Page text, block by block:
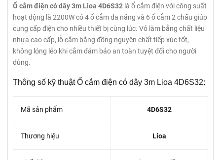
Ổ cắm điện có dây 3m Lioa 4D6S32 là ổ cắm điện với công suất
hoạt động là 2200W có 4 ổ cắm đa năng và 6 ổ cắm 2 chấu giúp
cung cấp điện cho nhiều thiết bị cùng lúc. Vỏ làm bằng chất liệu
nhựa cao cấp, lỗ cắm bằng đồng nguyên chất tiếp xúc tốt,
không lỏng lẻo khi cắm đảm bảo an toàn tuyệt đối cho người
dùng.
Thông số kỹ thuật Ổ cắm điện có dây 3m Lioa 4D6S32:
Mã sản phẩm 4D6S32
Thương hiệu Lioa